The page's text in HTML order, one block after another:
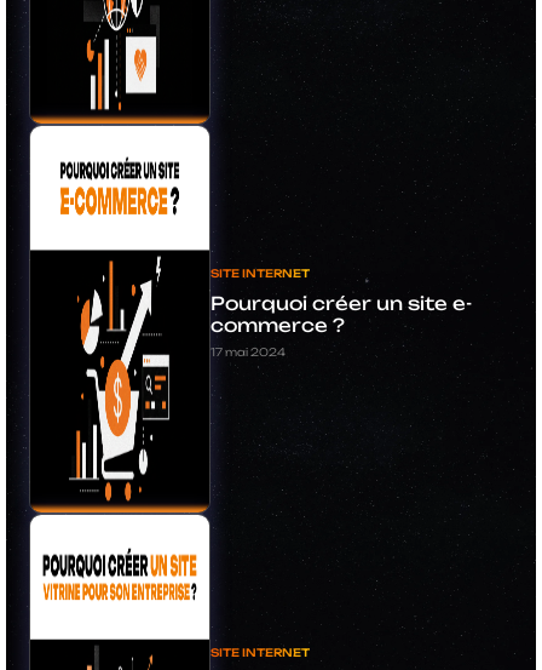
SITE INTERNET
Pourquoi créer un site e-
commerce ?
17 mai 2024
SITE INTERNET